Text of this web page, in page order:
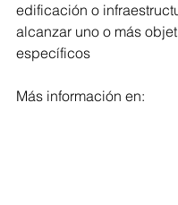
edificación o
alcanzar uno o más
específicos
Más información en: